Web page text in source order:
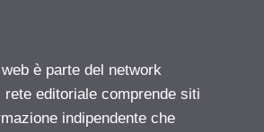
è parte del network
editoriale comprende siti
indipendente che